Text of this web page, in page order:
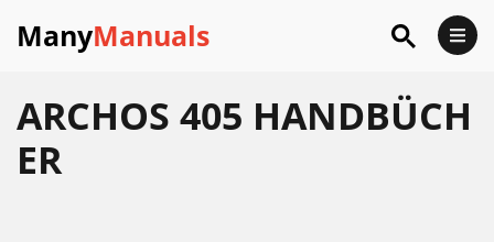
ManyManuals
ARCHOS 405 HANDBÜCH
ER